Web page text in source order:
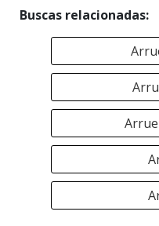
Buscas relacionadas: